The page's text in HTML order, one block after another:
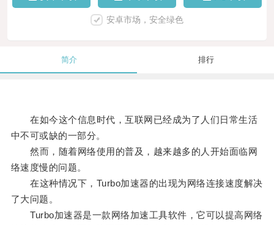
安卓市场，安全绿色
简介 排行
在如今这个信息时代，互联网已经成为了人们日常生活
中不可或缺的一部分。
然而，随着网络使用的普及，越来越多的人开始面临网
络速度慢的问题。
在这种情况下，Turbo加速器的出现为网络连接速度解决
了大问题。
Turbo加速器是一款网络加速工具软件，它可以提高网络